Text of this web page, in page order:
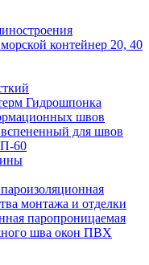
контейнер 20, 40
Гидрошпонка
швов
для швов
60
монтажа и отделки
паропроницаемая
шва окон ПВХ